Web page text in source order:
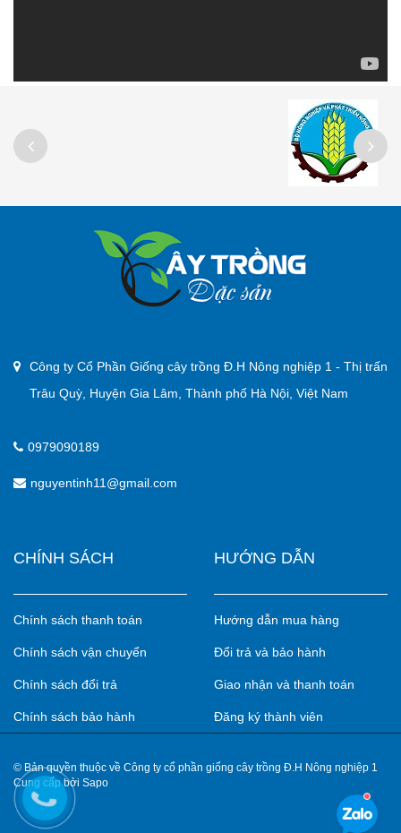
Công ty Cổ Phần Giống cây trồng Đ.H Nông nghiệp 1 - Thị trấn
Trâu Quỳ, Huyện Gia Lâm, Thành phố Hà Nội, Việt Nam
0979090189
nguyentinh11@gmail.com
CHÍNH SÁCH
Chính sách thanh toán
Chính sách vận chuyển
Chính sách đổi trả
Chính sách bảo hành
HƯỚNG DẪN
Hướng dẫn mua hàng
Đổi trả và bảo hành
Giao nhận và thanh toán
Đăng ký thành viên
© Bản quyền thuộc về Công ty cổ phần giống cây trồng Đ.H Nông nghiệp 1
Cung cấp bởi Sapo